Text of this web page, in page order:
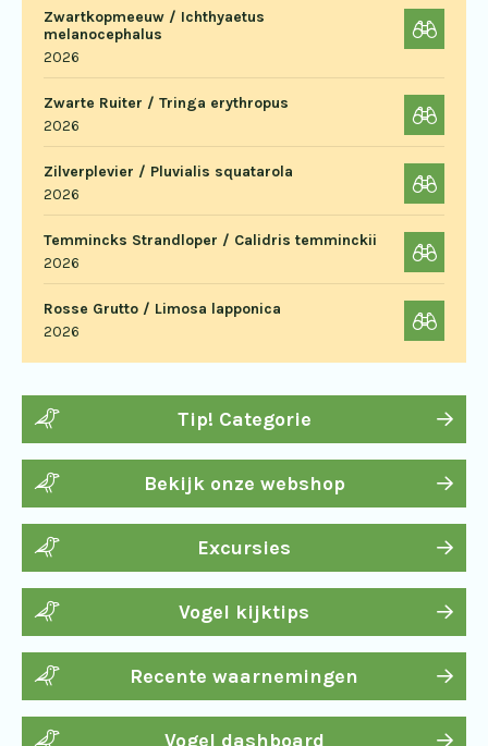
Zwartkopmeeuw / Ichthyaetus
melanocephalus
2026
Zwarte Ruiter / Tringa erythropus
2026
Zilverplevier / Pluvialis squatarola
2026
Temmincks Strandloper / Calidris temminckii
2026
Rosse Grutto / Limosa lapponica
2026
Tip! Categorie
Bekijk onze webshop
Excursies
Vogel kijktips
Recente waarnemingen
Vogel dashboard